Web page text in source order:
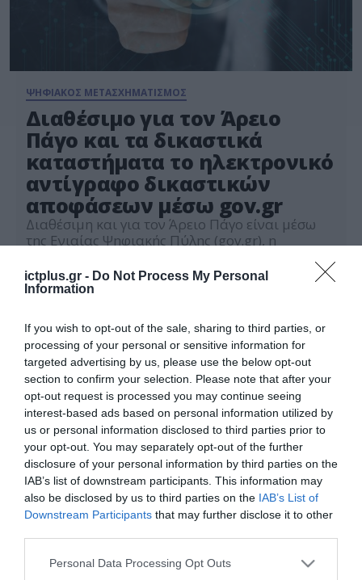
ictplus.gr - Do Not Process My Personal
Information
If you wish to opt-out of the sale, sharing to third parties, or
processing of your personal or sensitive information for
targeted advertising by us, please use the below opt-out
section to confirm your selection. Please note that after your
opt-out request is processed you may continue seeing
interest-based ads based on personal information utilized by
us or personal information disclosed to third parties prior to
your opt-out. You may separately opt-out of the further
disclosure of your personal information by third parties on the
IAB’s list of downstream participants. This information may
also be disclosed by us to third parties on the IAB’s List of
Downstream Participants that may further disclose it to other
Please note that this website/app uses one or more Google
Personal Data Processing Opt Outs
ΨΗΦΙΑΚΟΣ ΜΕΤΑΣΧΗΜΑΤΙΣΜΟΣ
Διαθέσιμο για τον Άρειο
Πάγο και τα δικαστικά
καταστήματα το ηλεκτρονικό
αντίγραφο δικαστικών
αποφάσεων μέσω gov.gr
Διαθέσιμη και για τον Άρειο Πάγο είναι μέσω
της Ενιαίας Ψηφιακής Πύλης (gov.gr), η
παραλαβή επίσημου ηλεκτρονικού αντιγράφου
δικαστικών αποφάσεων, η οποία είχε ξεκινήσει
Πειραιώς και το Ειρηνοδικείο και Πρωτοδικείο
Θεσσαλονίκης. Επιπλέον, η εφαρμογή είναι
διαθέσιμη και για το Εφετείο Θεσσαλονίκης, τα
Πρωτοδικεία […]
17.05.2021